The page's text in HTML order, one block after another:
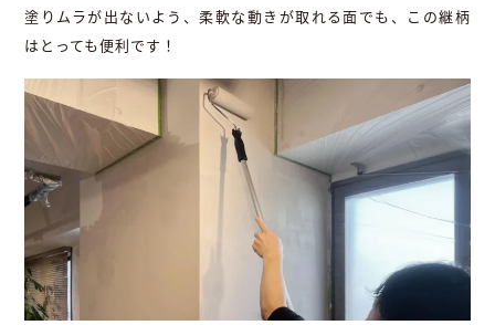
塗りムラが出ないよう、柔軟な動きが取れる面でも、この継柄
はとっても便利です！